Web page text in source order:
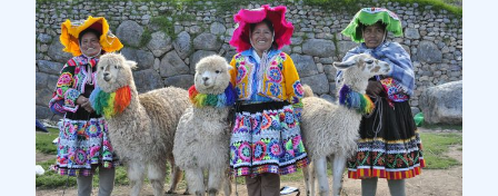
de rijke geschiedenis van het land kennen.